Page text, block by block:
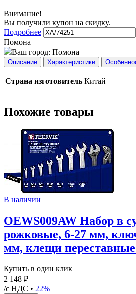
Внимание!
Вы получили купон на скидку.
Подробнее
Помона
Ваш город: Помона
Описание Характеристики
Страна изготовитель Китай
Похожие товары
В наличии
OEWS009AW Набор в
рожковые, 6-27 мм,
мм, клещи
Купить в один клик
2 148 ₽
/с НДС • 22%